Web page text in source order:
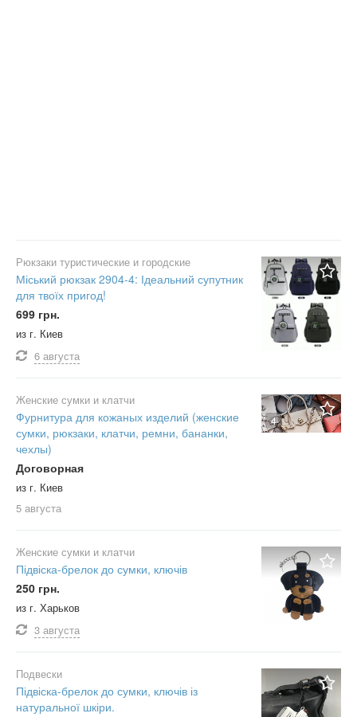
Рюкзаки туристические и городские
Міський рюкзак 2904-4: Ідеальний супутник
для твоїх пригод!
699 грн.
из г. Киев
6 августа
4
Женские сумки и клатчи
Фурнитура для кожаных изделий (женские
сумки, рюкзаки, клатчи, ремни, бананки,
чехлы)
Договорная
из г. Киев
5 августа
Женские сумки и клатчи
Підвіска-брелок до сумки, ключів
250 грн.
из г. Харьков
3 августа
Подвески
Підвіска-брелок до сумки, ключів із
натуральної шкіри.